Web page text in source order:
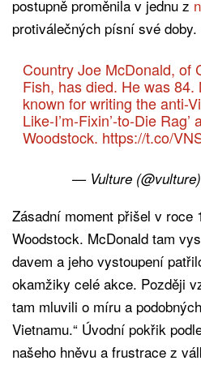
postupně proměnila v jednu z
protiválečných písní své doby.
Country Joe McDonald, of
Fish, has died. He was 84.
known for writing the anti-
Like-I’m-Fixin’-to-Die
Woodstock. https://t.co/
— Vulture (@vulture)
Zásadní moment přišel v roce
Woodstock. McDonald tam
davem a jeho vystoupení
okamžiky celé akce. Později
tam mluvili o míru a
Vietnamu.“ Úvodní pokřik
našeho hněvu a frustrace z